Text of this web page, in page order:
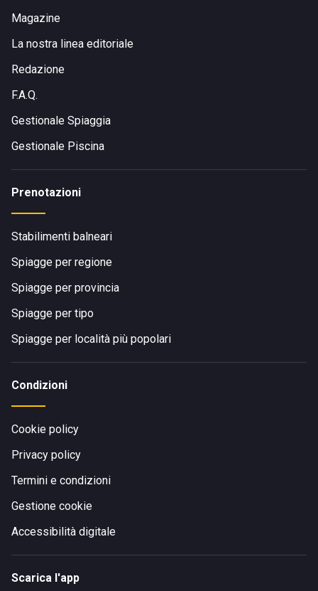
Magazine
La nostra linea editoriale
Redazione
F.A.Q.
Gestionale Spiaggia
Gestionale Piscina
Prenotazioni
Stabilimenti balneari
Spiagge per regione
Spiagge per provincia
Spiagge per tipo
Spiagge per località più popolari
Condizioni
Cookie policy
Privacy policy
Termini e condizioni
Gestione cookie
Accessibilità digitale
Scarica l'app